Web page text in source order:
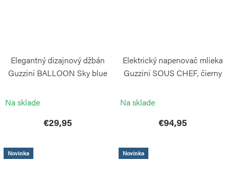
Elegantný dizajnový džbán
Guzzini BALLOON Sky blue
Na sklade
€29,95
Elektrický napenovač mlieka
Guzzini SOUS CHEF, čierny
Na sklade
€94,95
Novinka Novinka